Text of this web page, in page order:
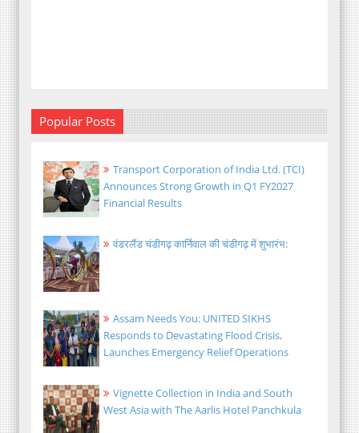
Popular Posts
Transport Corporation of India Ltd. (TCI)
Announces Strong Growth in Q1 FY2027
Financial Results
वंडरलैंड चंडीगढ़ कार्निवाल की चंडीगढ़ में शुभारंभ:
Assam Needs You: UNITED SIKHS
Responds to Devastating Flood Crisis,
Launches Emergency Relief Operations
Vignette Collection in India and South
West Asia with The Aarlis Hotel Panchkula